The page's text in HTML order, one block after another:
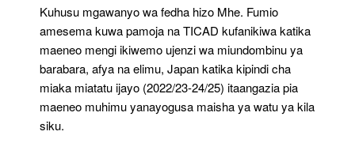
Kuhusu mgawanyo wa fedha hizo Mhe. Fumio
amesema kuwa pamoja na TICAD kufanikiwa katika
maeneo mengi ikiwemo ujenzi wa miundombinu ya
barabara, afya na elimu, Japan katika kipindi cha
miaka miatatu ijayo (2022/23-24/25) itaangazia pia
maeneo muhimu yanayogusa maisha ya watu ya kila
siku.